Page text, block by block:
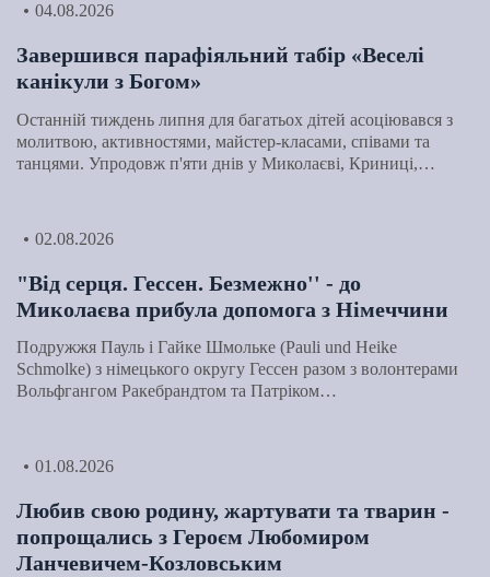
04.08.2026
Завершився парафіяльний табір «Веселі
канікули з Богом»
Останній тиждень липня для багатьох дітей асоціювався з
молитвою, активностями, майстер-класами, співами та
танцями. Упродовж п'яти днів у Миколаєві, Криниці,…
02.08.2026
"Від серця. Гессен. Безмежно'' - до
Миколаєва прибула допомога з Німеччини
Подружжя Пауль і Гайке Шмольке (Pauli und Heike
Schmolke) з німецького округу Гессен разом з волонтерами
Вольфгангом Ракебрандтом та Патріком…
01.08.2026
Любив свою родину, жартувати та тварин -
попрощались з Героєм Любомиром
Ланчевичем-Козловським